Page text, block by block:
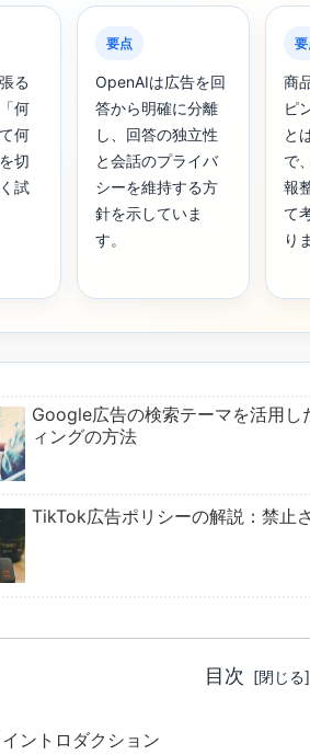
る
何
何
切
試
要点
OpenAIは広告を回
答から明確に分離
し、回答の独立性
と会話のプライバ
シーを維持する方
針を示していま
す。
商
ピ
と
で
報
て
り
Google広告の検索テーマを活用
ィングの方法
TikTok広告ポリシーの解説：禁止
目次
ントロダクション